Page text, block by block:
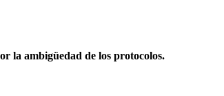
la ambigüedad de los protocolos.